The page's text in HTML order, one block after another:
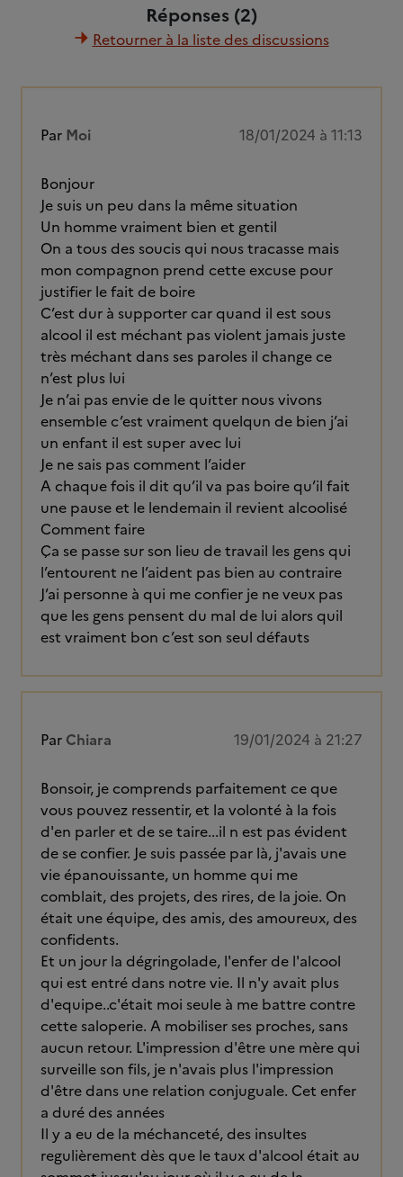
Réponses (2)
Retourner à la liste des discussions
Par Moi 18/01/2024 à 11:13
Bonjour
Je suis un peu dans la même situation
Un homme vraiment bien et gentil
On a tous des soucis qui nous tracasse mais
mon compagnon prend cette excuse pour
justifier le fait de boire
C’est dur à supporter car quand il est sous
alcool il est méchant pas violent jamais juste
très méchant dans ses paroles il change ce
n’est plus lui
Je n’ai pas envie de le quitter nous vivons
ensemble c’est vraiment quelqun de bien j’ai
un enfant il est super avec lui
Je ne sais pas comment l’aider
A chaque fois il dit qu’il va pas boire qu’il fait
une pause et le lendemain il revient alcoolisé
Comment faire
Ça se passe sur son lieu de travail les gens qui
l’entourent ne l’aident pas bien au contraire
J’ai personne à qui me confier je ne veux pas
que les gens pensent du mal de lui alors quil
est vraiment bon c’est son seul défauts
Par Chiara 19/01/2024 à 21:27
Bonsoir, je comprends parfaitement ce que
vous pouvez ressentir, et la volonté à la fois
d'en parler et de se taire...il n est pas évident
de se confier. Je suis passée par là, j'avais une
vie épanouissante, un homme qui me
comblait, des projets, des rires, de la joie. On
était une équipe, des amis, des amoureux, des
confidents.
Et un jour la dégringolade, l'enfer de l'alcool
qui est entré dans notre vie. Il n'y avait plus
d'equipe..c'était moi seule à me battre contre
cette saloperie. A mobiliser ses proches, sans
aucun retour. L'impression d'être une mère qui
surveille son fils, je n'avais plus l'impression
d'être dans une relation conjuguale. Cet enfer
a duré des années
Il y a eu de la méchanceté, des insultes
regulièrement dès que le taux d'alcool était au